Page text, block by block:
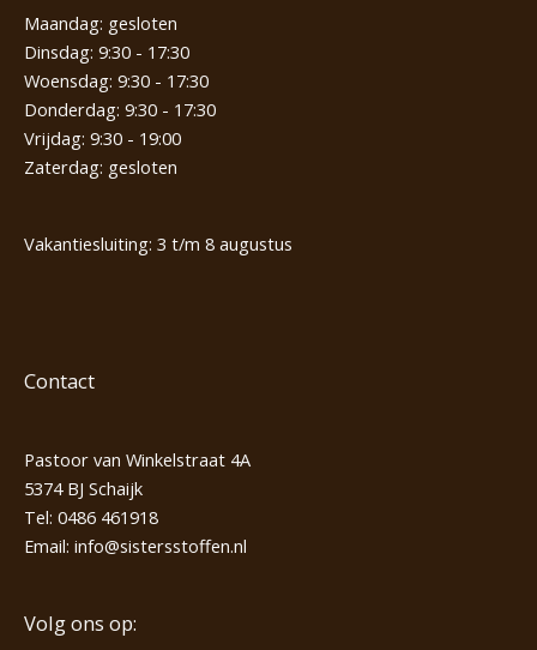
Maandag: gesloten
Dinsdag: 9:30 - 17:30
Woensdag: 9:30 - 17:30
Donderdag: 9:30 - 17:30
Vrijdag: 9:30 - 19:00
Zaterdag: gesloten
Vakantiesluiting: 3 t/m 8 augustus
Contact
Pastoor van Winkelstraat 4A
5374 BJ Schaijk
Tel: 0486 461918
Email: info@sistersstoffen.nl
Volg ons op: